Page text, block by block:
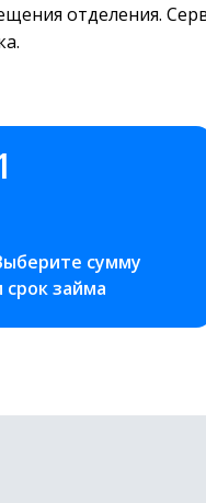
отделения.
сумму
срок займа